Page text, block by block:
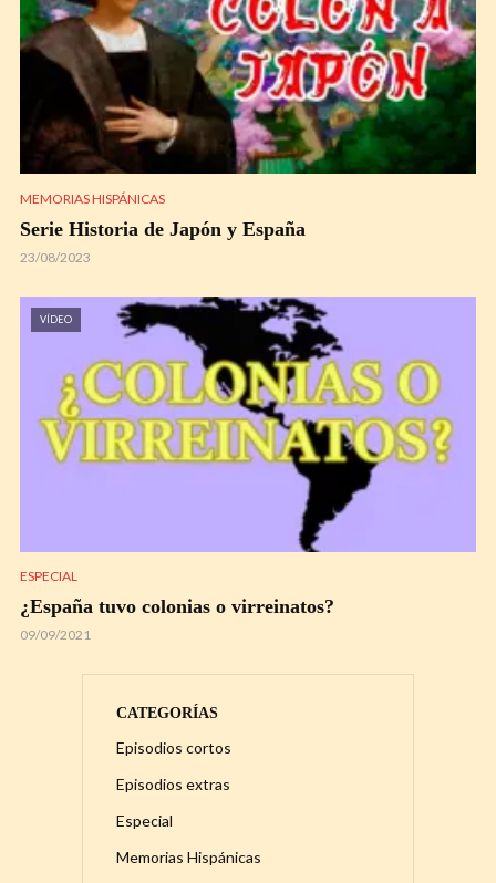
MEMORIAS HISPÁNICAS
Serie Historia de Japón y España
23/08/2023
VÍDEO
ESPECIAL
¿España tuvo colonias o virreinatos?
09/09/2021
CATEGORÍAS
Episodios cortos
Episodios extras
Especial
Memorias Hispánicas